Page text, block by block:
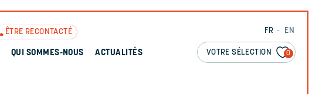
FR EN
VOTRE SÉLECTION 0
ÊTRE RECONTACTÉ
QUI SOMMES-NOUS ACTUALITÉS